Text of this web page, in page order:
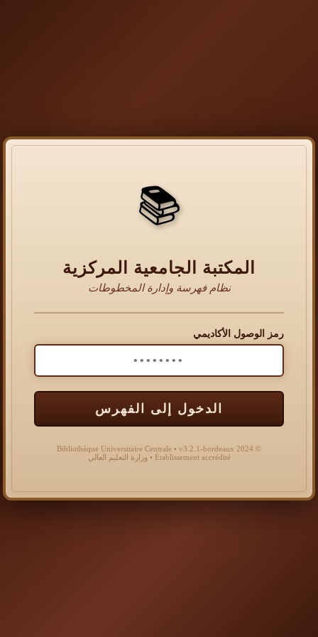
📚
المكتبة الجامعية المركزية
نظام فهرسة وإدارة المخطوطات
رمز الوصول الأكاديمي
الدخول إلى الفهرس
© 2024 Bibliothèque Universitaire Centrale • v3.2.1-bordeaux
Établissement accrédité • وزارة التعليم العالي